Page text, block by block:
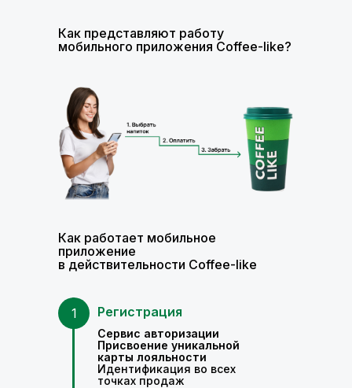
Как представляют работу
мобильного приложения Coffee-like?
Регистрация
Сервис авторизации
Присвоение уникальной
карты лояльности
Идентификация во всех
точках продаж
Как работает мобильное
приложение
в действительности Coffee-like
1